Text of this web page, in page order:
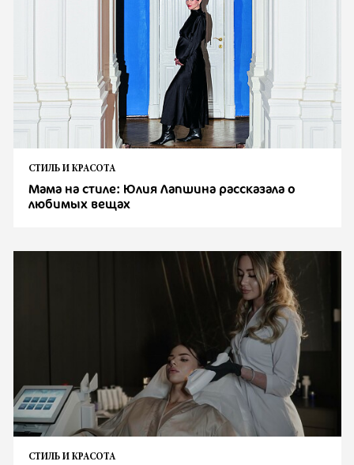
СТИЛЬ И КРАСОТА
Мама на стиле: Юлия Лапшина рассказала о
любимых вещах
СТИЛЬ И КРАСОТА